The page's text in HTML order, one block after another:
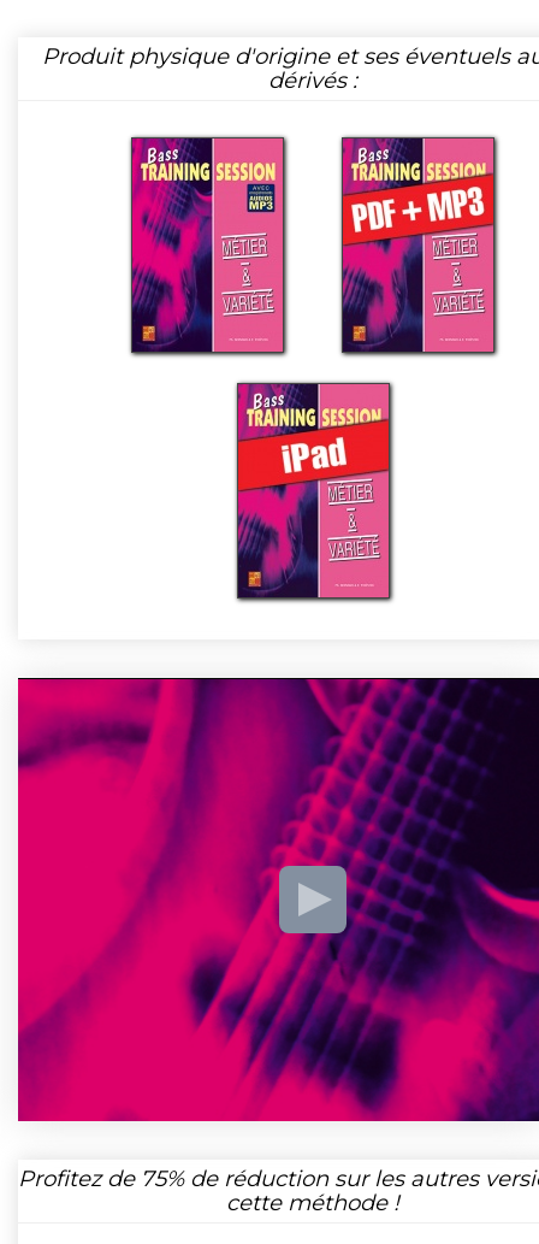
Produit physique d'origine et ses éventuels
dérivés :
Profitez de 75%de réduction sur les autres
cette méthode !